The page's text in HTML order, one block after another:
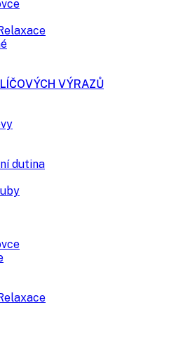
VÝRAZŮ
dutina